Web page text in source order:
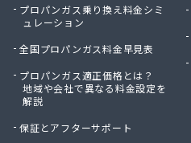
(株)駒見守商会
(株)戸丸屋プロパン
(株)高津石油
(株)黒川石油
(株)佐山
プロパンガス乗り換え料金シミ
ュレーション
全国プロパンガス料金早見表
プロパンガス適正価格とは？
地域や会社で異なる料金設定を
解説
保証とアフターサポート